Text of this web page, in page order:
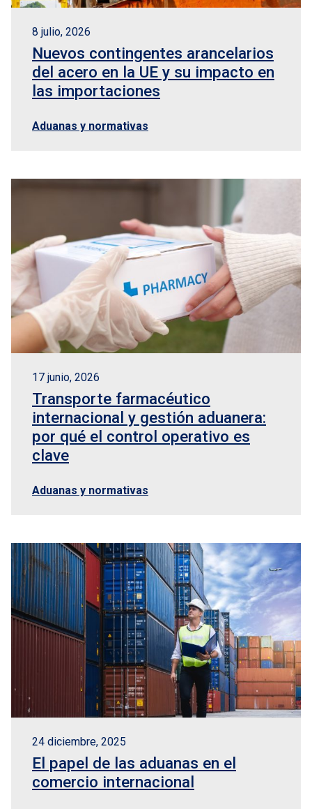
8 julio, 2026
Nuevos contingentes arancelarios
del acero en la UE y su impacto en
las importaciones
Aduanas y normativas
17 junio, 2026
Transporte farmacéutico
internacional y gestión aduanera:
por qué el control operativo es
clave
Aduanas y normativas
24 diciembre, 2025
El papel de las aduanas en el
comercio internacional